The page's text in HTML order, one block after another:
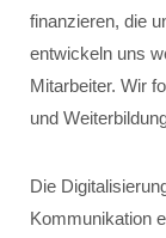
finanzieren, die
entwickeln uns
Mitarbeiter. Wir
und
Die
Kommunikation